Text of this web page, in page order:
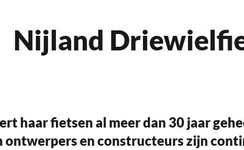
Nijland
haar fietsen al meer dan 30 jaar
en constructeurs zijn